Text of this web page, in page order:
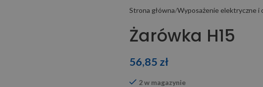
Strona główna Wyposażenie elektryczne i
Żarówka H15
56,85 zł
2 w magazynie